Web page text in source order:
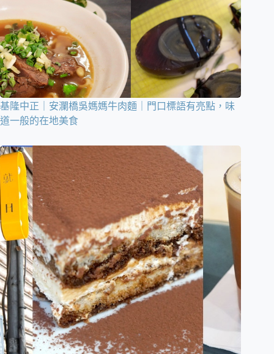
基隆中正｜安瀾橋吳媽媽牛肉麵｜門口標語有亮點，味
道一般的在地美食